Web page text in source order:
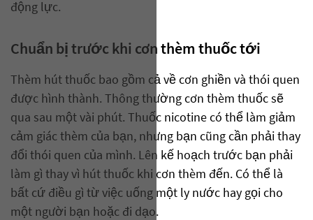
động lực.
Chuẩn bị trước khi cơn thèm thuốc tới
Thèm hút thuốc bao gồm cả về cơn ghiền và thói quen
được hình thành. Thông thường cơn thèm thuốc sẽ
qua sau một vài phút. Thuốc nicotine có thể làm giảm
cảm giác thèm của bạn, nhưng bạn cũng cần phải thay
đổi thói quen của mình. Lên kế hoạch trước bạn phải
làm gì thay vì hút thuốc khi cơn thèm đến. Có thể là
bất cứ điều gì từ việc uống một ly nước hay gọi cho
một người bạn hoặc đi dạo.